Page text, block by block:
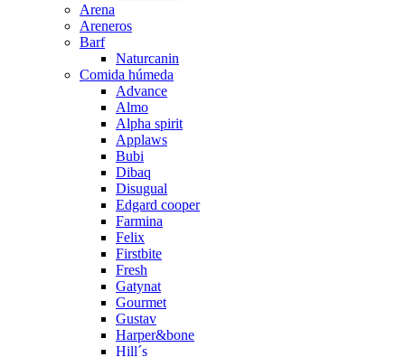
Arena
Areneros
Barf
Naturcanin
Comida húmeda
Advance
Almo
Alpha spirit
Applaws
Bubi
Dibaq
Disugual
Edgard cooper
Farmina
Felix
Firstbite
Fresh
Gatynat
Gourmet
Gustav
Harper&bone
Hill´s